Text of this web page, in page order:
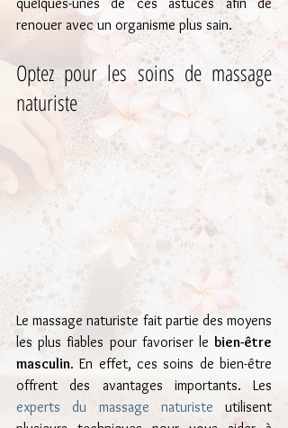
renouer avec un organisme plus sain.
Optez pour les soins de massage
naturiste
Le massage naturiste fait partie des moyens
les plus fiables pour favoriser le bien-être
masculin. En effet, ces soins de bien-être
experts du massage naturiste utilisent